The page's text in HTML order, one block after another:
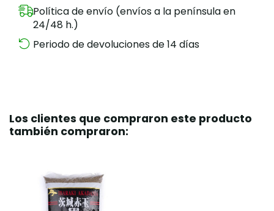
Política de envío (envíos a la península en
24/48 h.)
Periodo de devoluciones de 14 días
Los clientes que compraron este producto
también compraron: